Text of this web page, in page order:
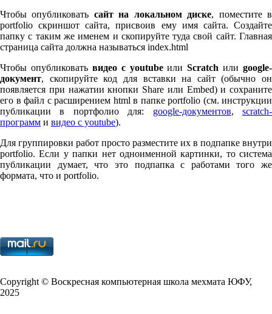
Чтобы опубликовать сайт на локальном диске, поместите в
port­fo­lio скриншот сайта, присвоив ему имя сайта. Создайте
папку с таким же именем и скопируйте туда свой сайт. Главная
страница сайта должна называться index.html
Чтобы опубликовать видео с youtubeилиScratch или google-
документ, скопируйте код для вставки на сайт (обычно он
появляется при нажатии кнопки Share или Embed) и сохраните
его в файл с расширением html в папке port­fo­lio (см. инструкции
публикации в портфолио для: google-документов,scratch-
программ и видео с youtube).
Для группировки работ просто разместите их в подпапке внутри
port­fo­lio. Если у папки нет одноименной картинки, то система
публикации думает, что это подпапка с работами того же
формата, что и port­fo­lio.
Copy­right © Воскресная компьютерная школа мехмата ЮФУ,
2025